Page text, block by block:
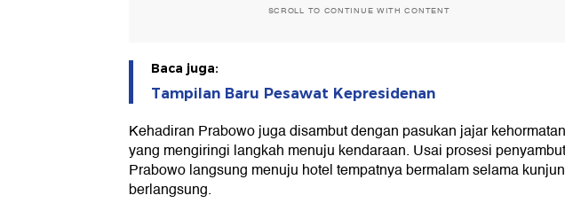
SCROLL TO CONTINUE WITH CONTENT
Baca juga:
Tampilan Baru Pesawat Kepresidenan
Kehadiran Prabowo juga disambut dengan pasukan jajar kehormatan
yang mengiringi langkah menuju kendaraan. Usai prosesi
Prabowo langsung menuju hotel tempatnya bermalam selama
berlangsung.